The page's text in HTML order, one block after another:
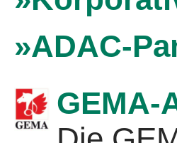
»ADAC-
GEMA-